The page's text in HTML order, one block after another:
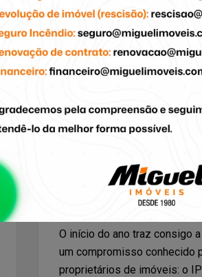
07
IPTU 2026 Chegou:
Principais Dúvidas
Respondidas Aqui.
O início do ano traz consigo
um compromisso conhecido
proprietários de imóveis: o